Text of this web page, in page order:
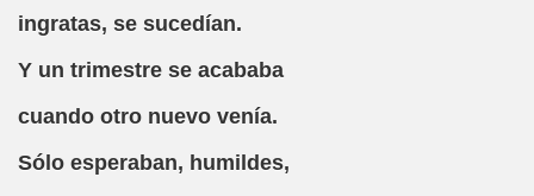
ingratas, se sucedían.
Y un trimestre se acababa
cuando otro nuevo venía.
Sólo esperaban, humildes,
por CEP)